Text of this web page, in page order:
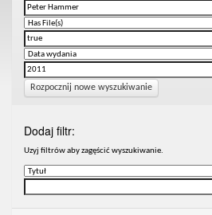
Rozpocznij nowe wyszukiwanie
Dodaj filtr:
Uzyj filtrów aby zagęścić wyszukiwanie.